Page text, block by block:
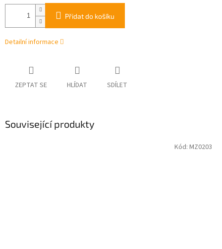
Přidat do košíku
Detailní informace
ZEPTAT SE HLÍDAT SDÍLET
Související produkty
Kód: MZ0203